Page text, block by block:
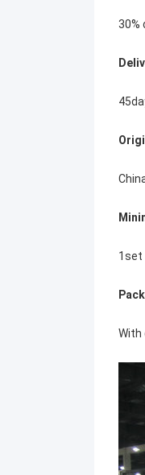
30%
1set
With